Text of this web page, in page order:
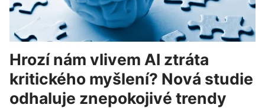
Hrozí nám vlivem AI ztráta
kritického myšlení? Nová studie
odhaluje znepokojivé trendy